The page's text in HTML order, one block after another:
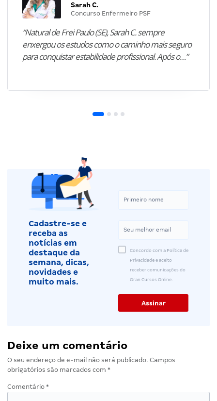
Sarah C.
Concurso Enfermeiro PSF
“Natural de Frei Paulo (SE), Sarah C. sempre
enxergou os estudos como o caminho mais seguro
para conquistar estabilidade profissional. Após o…”
Cadastre-se e
receba as
notícias em
destaque da
semana, dicas,
novidades e
muito mais.
Concordo com a Política de
Privacidade e aceito
receber comunicações do
Gran Cursos Online.
Deixe um comentário
O seu endereço de e-mail não será publicado. Campos
obrigatórios são marcados com *
Comentário *